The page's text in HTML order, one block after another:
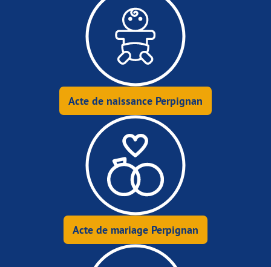
Acte de naissance Perpignan
Acte de mariage Perpignan